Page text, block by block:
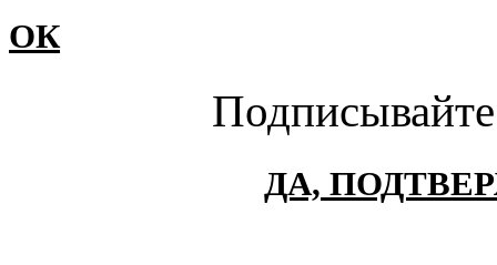
ОК
ДА,